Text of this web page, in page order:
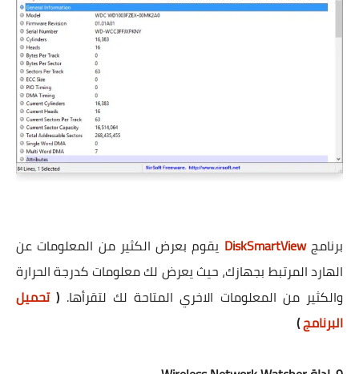
برنامجDiskSmartView يقوم بعرض الكثير من المعلومات عن
الهارد المرتبط بجهازك، حيث يعرض لك معلومات كدرجة الحرارة
والكثير من المعلومات الاخري المتاحة لك لتقرأها. (تحميل
البرنامج)